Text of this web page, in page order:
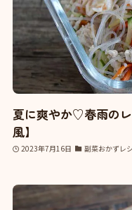
夏に爽やか♡春雨の
風】
2023年7月16日 副菜おかずレ